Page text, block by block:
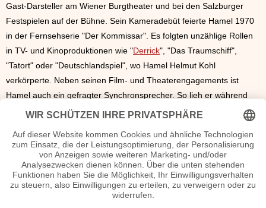
Gast-Darsteller am Wiener Burgtheater und bei den Salzburger
Festspielen auf der Bühne. Sein Kameradebüt feierte Hamel 1970
in der Fernsehserie "Der Kommissar". Es folgten unzählige Rollen
in TV- und Kinoproduktionen wie "Derrick", "Das Traumschiff",
"Tatort" oder "Deutschlandspiel", wo Hamel Helmut Kohl
verkörperte. Neben seinen Film- und Theaterengagements ist
Hamel auch ein gefragter Synchronsprecher. So lieh er während
seiner langen Karriere unter anderem Charlton Heston, Frank
Robinson seine tiefe Stimme.
Lambert Hamel lebt in München und ist der leibliche Vater von
Viviane Elisa Maria Clarin, die aus einer Affäre mit
Schauspielkollegin Irene Clarin stammt, der Tochter des